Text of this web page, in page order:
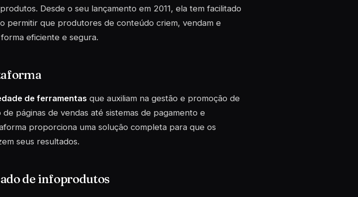
. Desde o seu lançamento em 2011, ela tem facilitado
permitir que produtores de conteúdo criem, vendam e
eficiente e segura.
de ferramentasque auxiliam na gestão e promoção de
páginas de vendas até sistemas de pagamento e
proporciona uma solução completa para que os
seus resultados.
de infoprodutos